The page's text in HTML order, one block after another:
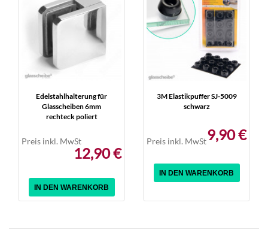
Edelstahlhalterung für
Glasscheiben 6mm
rechteck poliert
Preis inkl. MwSt
12,90 €
IN DEN WARENKORB
3M Elastikpuffer SJ-5009
schwarz
Preis inkl. MwSt9,90 €
IN DEN WARENKORB